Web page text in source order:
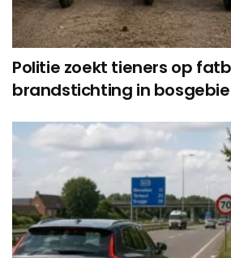
Politie zoekt tieners op
brandstichting in